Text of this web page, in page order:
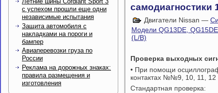
с успехом прошли еще одни
независимые испытания
Защита автомобиля с
накладками на пороги и
бампер
Авиаперевозки груза по
России
Реклама на дорожных знаках:
правила размещения и
изготовления
самодиагностики
Двигатели Nissan —
Модели QG13DE,
(L/B)
Проверка выходных
• При помощи
контактах №№9, 10, 11, 12
Стандартная проверка: